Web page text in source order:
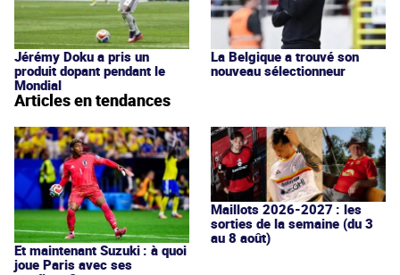
Jérémy Doku a pris un
produit dopant pendant le
Mondial
La Belgique a trouvé son
nouveau sélectionneur
Articles en tendances
Et maintenant Suzuki : à quoi
joue Paris avec ses
Maillots 2026-2027 : les
sorties de la semaine (du 3
au 8 août)